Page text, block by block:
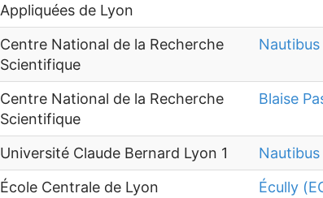
Appliquées de Lyon
Centre National de la Recherche
Scientifique
Centre National de la Recherche
Scientifique
Blaise
Université Claude Bernard Lyon 1
École Centrale de Lyon Écully